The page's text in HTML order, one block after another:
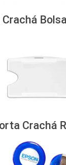
Crachá
Crachá